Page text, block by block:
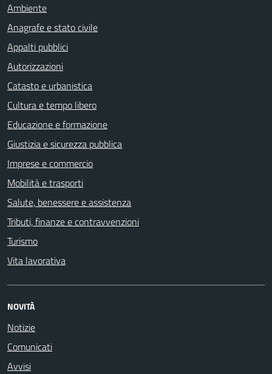
Ambiente
Anagrafe e stato civile
Appalti pubblici
Autorizzazioni
Catasto e urbanistica
Cultura e tempo libero
Educazione e formazione
Giustizia e sicurezza pubblica
Imprese e commercio
Mobilità e trasporti
Salute, benessere e assistenza
Tributi, finanze e contravvenzioni
Turismo
Vita lavorativa
NOVITÀ
Notizie
Comunicati
Avvisi